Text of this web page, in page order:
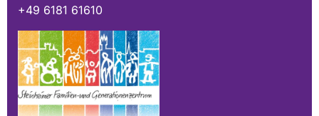
+49 6181 61610